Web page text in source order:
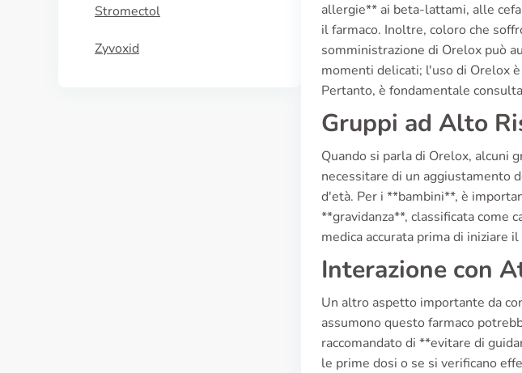
Stromectol
Zyvoxid
allergie** ai beta-lattami, alle
il farmaco. Inoltre, coloro che
somministrazione di Orelox può
momenti delicati; l'uso di Orelox
Pertanto, è fondamentale
Gruppi ad Alto
Quando si parla di Orelox, alcuni
necessitare di un aggiustamento
d'età. Per i **bambini**, è
**gravidanza**, classificata come
medica accurata prima di iniziare
Interazione con
Un altro aspetto importante da
assumono questo farmaco
raccomandato di **evitare di
le prime dosi o se si verificano